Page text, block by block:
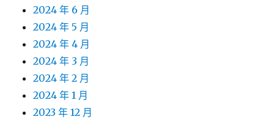
2024 年 6 月
2024 年 5 月
2024 年 4 月
2024 年 3 月
2024 年 2 月
2024 年 1 月
2023 年 12 月